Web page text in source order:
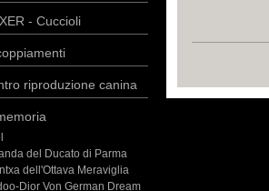
- Cuccioli
riproduzione canina
del Ducato di Parma
dell'Ottava Meraviglia
Dior Von German Dream